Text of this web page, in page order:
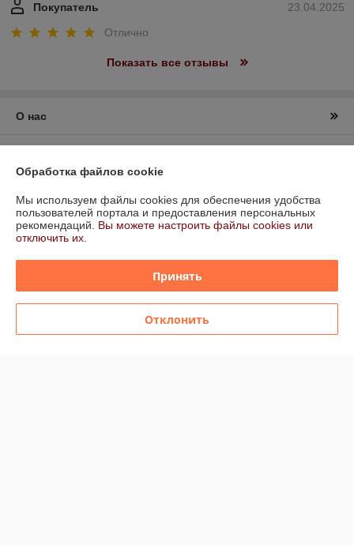
23.04.2025
Покупатель
Отлично
Показать все отзывы
О нас
График работы
Полная версия сайта
Политика обработки cookies
Сайт создан на платформе Deal.by
Обработка файлов cookie
Мы используем файлы cookies для обеспечения удобства
пользователей портала и предоставления персональных
рекомендаций. Вы можете настроить файлы cookies или
отключить их.
Принять
Отклонить